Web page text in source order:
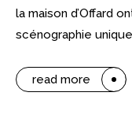
la maison d’Offard
scénographie
read more